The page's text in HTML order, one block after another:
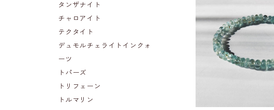
タンザナイト
チャロアイト
テクタイト
デュモルチェライトインクォ
ーツ
トパーズ
トリフェーン
トルマリン